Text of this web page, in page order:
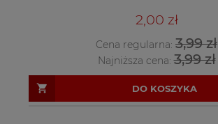
2,00 zł
Cena regularna: 3,99 zł
Najniższa cena:3,99 zł
DO KOSZYKA